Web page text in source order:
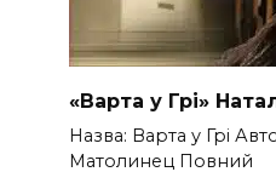
«Варта у Грі»
Назва: Варта у Грі
Матолинец Повний